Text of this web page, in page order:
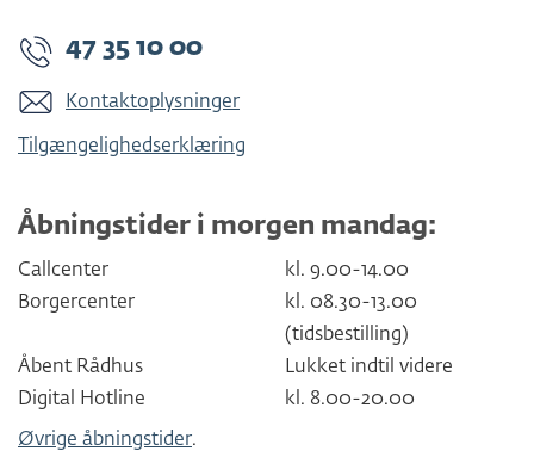
47 35 10 00
Kontaktoplysninger
Tilgængelighedserklæring
Åbningstider i morgen mandag:
Callcenter
kl. 9.00-14.00
Borgercenter
kl. 08.30-13.00
(tidsbestilling)
Åbent Rådhus
Lukket indtil videre
Digital Hotline
kl. 8.00-20.00
Øvrige åbningstider.